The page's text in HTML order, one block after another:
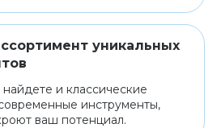
уникальных
и классические
инструменты,
ваш потенциал.